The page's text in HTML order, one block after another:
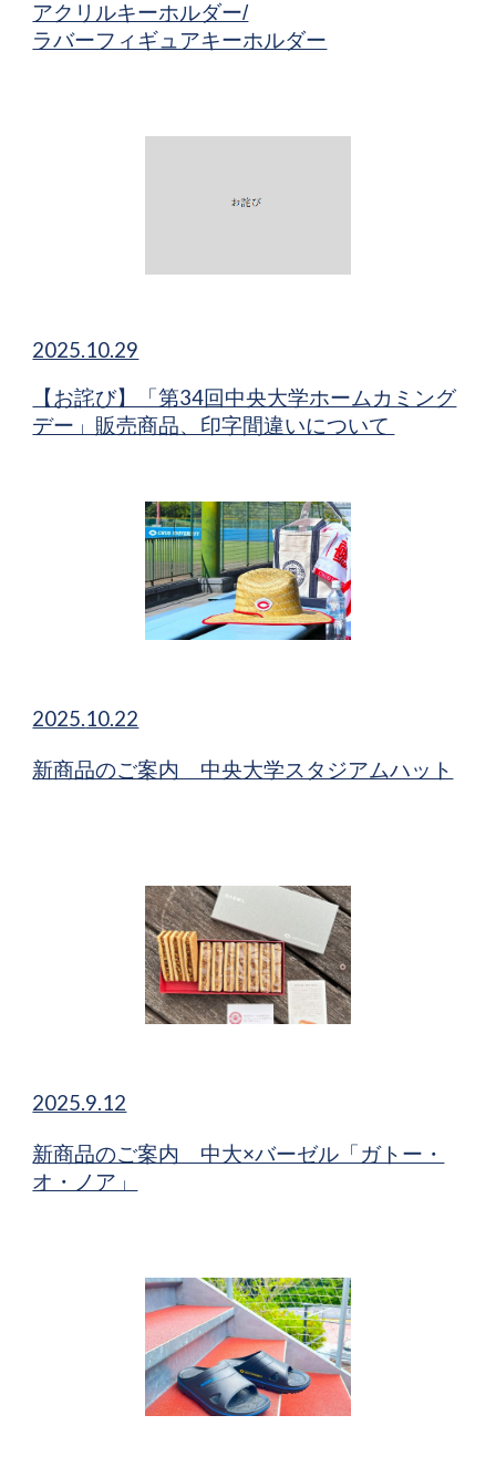
アクリルキーホルダー/
ラバーフィギュアキーホルダー
2025.10.29
【お詫び】「第34回中央大学ホームカミング
デー」販売商品、印字間違いについて
2025.10.22
新商品​のご案内 中央大学スタジアムハット
2025.9.12
新商品​のご案内 中大×バーゼル「ガトー・
オ・ノア」